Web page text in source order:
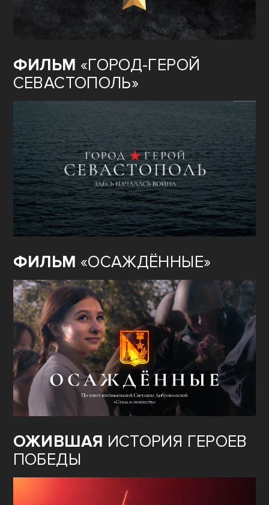
ФИЛЬМ «ГОРОД-ГЕРОЙ
СЕВАСТОПОЛЬ»
ФИЛЬМ «ОСАЖДЁННЫЕ»
ОЖИВШАЯ ИСТОРИЯ ГЕРОЕВ
ПОБЕДЫ